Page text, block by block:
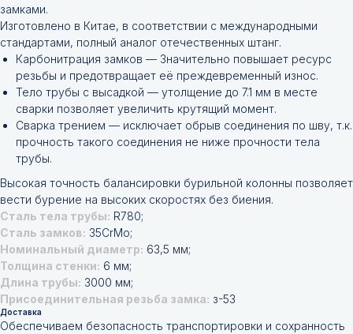
замками.
Изготовлено в Китае, в соответствии с международными
стандартами, полный аналог отечественных штанг.
Карбонитрация замков — Значительно повышает ресурс
резьбы и предотвращает её преждевременный износ.
Тело трубы с высадкой — утолщение до 7.1 мм в месте
сварки позволяет увеличить крутящий момент.
Сварка трением — исключает обрыв соединения по шву, т.к.
прочность такого соединения не ниже прочности тела
трубы.
Высокая точность балансировки бурильной колонны позволяет
вести бурение на высоких скоростях без биения.
Сталь тела трубы: R780;
Сталь замков: 35CrMo;
Номинальный диаметр: 63,5 мм;
Толщина стенки: 6 мм;
Длина трубы: 3000 мм;
Присоединительная резьба замка: з-53
Доставка
Обеспечиваем безопасность транспортировки и сохранность